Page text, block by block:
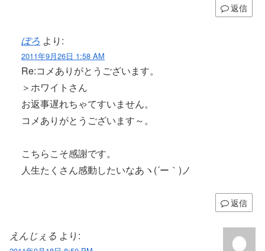
返信
ぽろ より:
2011年9月26日 1:58 AM
Re:コメありがとうございます。
＞ホワイトさん
お返事遅れちゃてすいません。
コメありがとうございます～。
こちらこそ感謝です。
人生たくさん感動したいなあヽ(´ー｀)ノ
返信
えんじぇる より: